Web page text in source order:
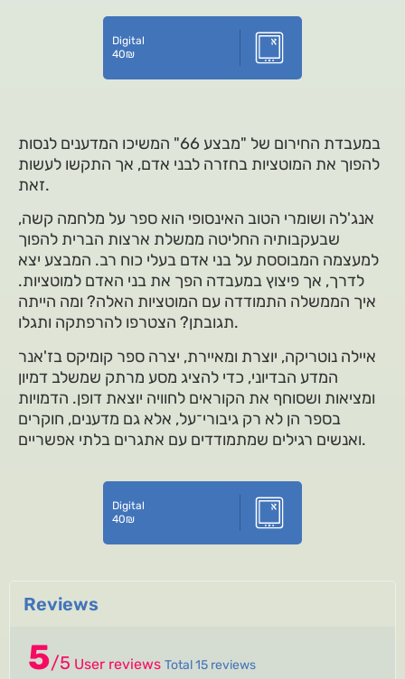
Digital
40₪
במעבדת החירום של "מבצע 66" המשיכו המדענים לנסות
להפוך את המוטציות בחזרה לבני אדם, אך התקשו לעשות
זאת.
אנג'לה ושומרי הטוב האינסופי הוא ספר על מלחמה קשה,
שבעקבותיה החליטה ממשלת ארצות הברית להפוך
למעצמה המבוססת על בני אדם בעלי כוח רב. המבצע יצא
לדרך, אך פיצוץ במעבדה הפך את בני האדם למוטציות.
איך הממשלה התמודדה עם המוטציות האלה? ומה הייתה
תגובתן? הצטרפו להרפתקה ותגלו.
איילה נוטריקה, יוצרת ומאיירת, יצרה ספר קומיקס בז'אנר
המדע הבדיוני, כדי להציג מסע מרתק שמשלב דמיון
ומציאות ושסוחף את הקוראים לחוויה יוצאת דופן. הדמויות
בספר הן לא רק גיבורי־על, אלא גם מדענים, חוקרים
ואנשים רגילים שמתמודדים עם אתגרים בלתי אפשריים.
Digital
40₪
Reviews
5/5 User reviews Total 15 reviews